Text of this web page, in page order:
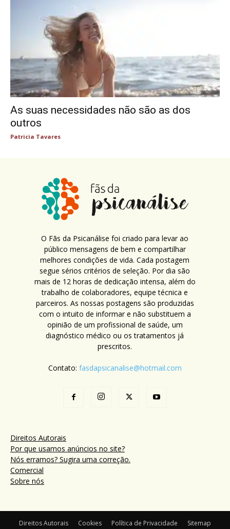
As suas necessidades não são as dos
outros
Patricia Tavares
O Fãs da Psicanálise foi criado para levar ao
público mensagens de bem e compartilhar
melhores condições de vida. Cada postagem
segue sérios critérios de seleção. Por dia são
mais de 12 horas de dedicação intensa, além do
trabalho de colaboradores, equipe técnica e
parceiros. As nossas postagens são produzidas
com o intuito de informar e não substituem a
opinião de um profissional de saúde, um
diagnóstico médico ou os tratamentos já
prescritos.
Contato: fasdapsicanalise@hotmail.com
Direitos Autorais
Por que usamos anúncios no site?
Nós erramos? Sugira uma correção.
Comercial
Sobre nós
Direitos Autorais Cookies Política de Privacidade Sitemap